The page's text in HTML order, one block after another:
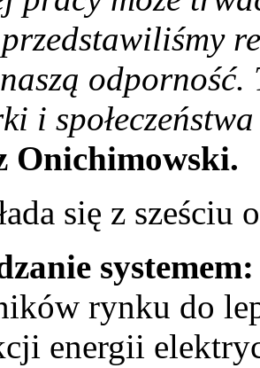
odporność.
i społeczeństwa
Onichimowski.
się z sześciu
rynku do
energii